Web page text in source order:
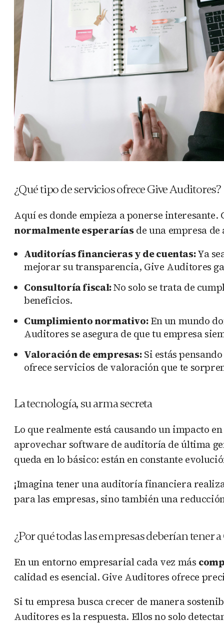
¿Qué tipo de servicios ofrece Give Auditores?
Aquí es donde empieza a ponerse
normalmente esperaríasde una empresa
Auditorías financieras y de cuentas:Ya
mejorar su transparencia, Give Auditores
Consultoría fiscal:No solo se trata de
beneficios.
Cumplimiento normativo:En un mundo
Auditores se asegura de que tu empresa
Valoración de empresas:Si estás
ofrece servicios de valoración que te
La tecnología, su arma secreta
Lo que realmente está causando un impacto
aprovechar software de auditoría de última
queda en lo básico: están en constante
¡Imagina tener una auditoría financiera
para las empresas, sino también una
¿Por qué todas las empresas deberían tener
En un entorno empresarial cada vez más
calidad es esencial. Give Auditores ofrece
Si tu empresa busca crecer de manera
Auditores es la respuesta. Ellos no solo